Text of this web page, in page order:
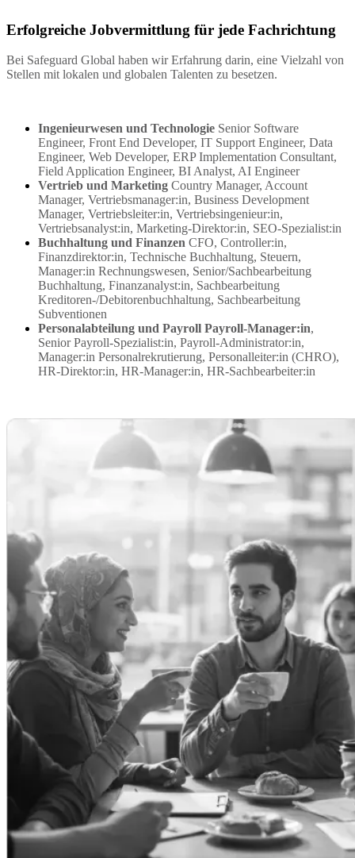
Erfolgreiche Jobvermittlung für jede Fachrichtung
Bei Safeguard Global haben wir Erfahrung darin, eine Vielzahl von
Stellen mit lokalen und globalen Talenten zu besetzen.
Ingenieurwesen und Technologie Senior Software
Engineer, Front End Developer, IT Support Engineer, Data
Engineer, Web Developer, ERP Implementation Consultant,
Field Application Engineer, BI Analyst, AI Engineer
Vertrieb und Marketing Country Manager, Account
Manager, Vertriebsmanager:in, Business Development
Manager, Vertriebsleiter:in, Vertriebsingenieur:in,
Vertriebsanalyst:in, Marketing-Direktor:in, SEO-Spezialist:in
Buchhaltung und Finanzen CFO, Controller:in,
Finanzdirektor:in, Technische Buchhaltung, Steuern,
Manager:in Rechnungswesen, Senior/Sachbearbeitung
Buchhaltung, Finanzanalyst:in, Sachbearbeitung
Kreditoren-/Debitorenbuchhaltung, Sachbearbeitung
Subventionen
Personalabteilung und Payroll Payroll-Manager:in,
Senior Payroll-Spezialist:in, Payroll-Administrator:in,
Manager:in Personalrekrutierung, Personalleiter:in (CHRO),
HR-Direktor:in, HR-Manager:in, HR-Sachbearbeiter:in